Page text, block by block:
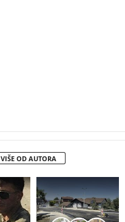
VIŠE OD AUTORA